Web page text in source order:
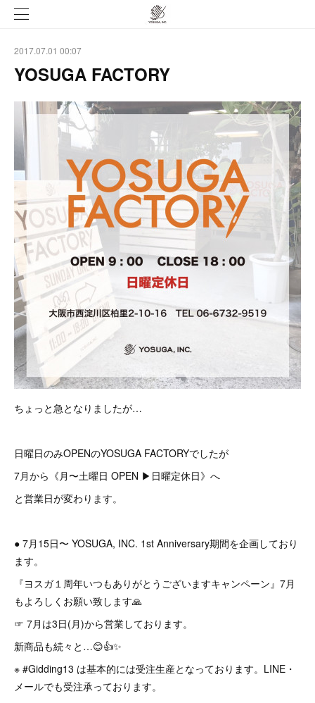
2017.07.01 00:07
YOSUGA FACTORY
ちょっと急となりましたが…
日曜日のみOPENのYOSUGA FACTORYでしたが
7月から《月〜土曜日 OPEN ▶︎日曜定休日》へ
と営業日が変わります。
● 7月15日〜 YOSUGA, INC. 1st Anniversary期間を企画しており
ます。
『ヨスガ１周年いつもありがとうございますキャンペーン』7月
もよろしくお願い致します🙏
☞ 7月は3日(月)から営業しております。
新商品も続々と…😊👍✨
※ #Gidding13 は基本的には受注生産となっております。LINE・
メールでも受注承っております。